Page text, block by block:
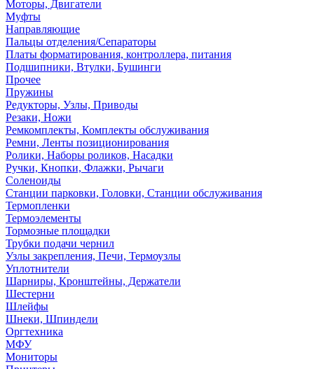
Моторы, Двигатели
Муфты
Направляющие
Пальцы отделения/Сепараторы
Платы форматирования, контроллера, питания
Подшипники, Втулки, Бушинги
Прочее
Пружины
Редукторы, Узлы, Приводы
Резаки, Ножи
Ремкомплекты, Комплекты обслуживания
Ремни, Ленты позиционирования
Ролики, Наборы роликов, Насадки
Ручки, Кнопки, Флажки, Рычаги
Соленоиды
Станции парковки, Головки, Станции обслуживания
Термопленки
Термоэлементы
Тормозные площадки
Трубки подачи чернил
Узлы закрепления, Печи, Термоузлы
Уплотнители
Шарниры, Кронштейны, Держатели
Шестерни
Шлейфы
Шнеки, Шпиндели
Оргтехника
МФУ
Мониторы